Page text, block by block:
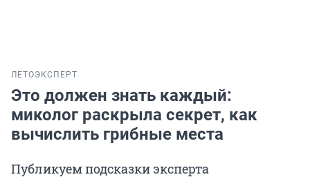
ЛЕТОЭКСПЕРТ
Это должен знать каждый:
миколог раскрыла секрет, как
вычислить грибные места
Публикуем подсказки эксперта